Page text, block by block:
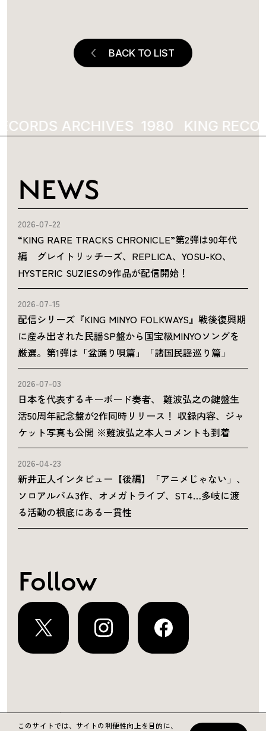
BACK TO LIST
ARCHIVES 1980 KING
NEWS
2026-07-22
“KING RARE TRACKS CHRONICLE”第2弾は90年代
編 グレイトリッチーズ、REPLICA、YOSU-KO、
HYSTERIC SUZIESの9作品が配信開始！
2026-07-15
配信シリーズ『KING MINYO FOLKWAYS』戦後復興期
に産み出された民謡SP盤から国宝級MINYOソングを
厳選。第1弾は「盆踊り唄篇」「諸国民謡巡り篇」
2026-07-03
日本を代表するキーボード奏者、 難波弘之の鍵盤生
活50周年記念盤が2作同時リリース！ 収録内容、ジャ
ケット写真も公開 ※難波弘之本人コメントも到着
2026-04-23
新井正人インタビュー【後編】「アニメじゃない」、
ソロアルバム3作、オメガトライブ、ST4…多岐に渡
る活動の根底にある一貫性
Follow
運営会社 プライバシーポリシー お問い合わせ
このサイトでは、サイトの利便性向上を目的に、